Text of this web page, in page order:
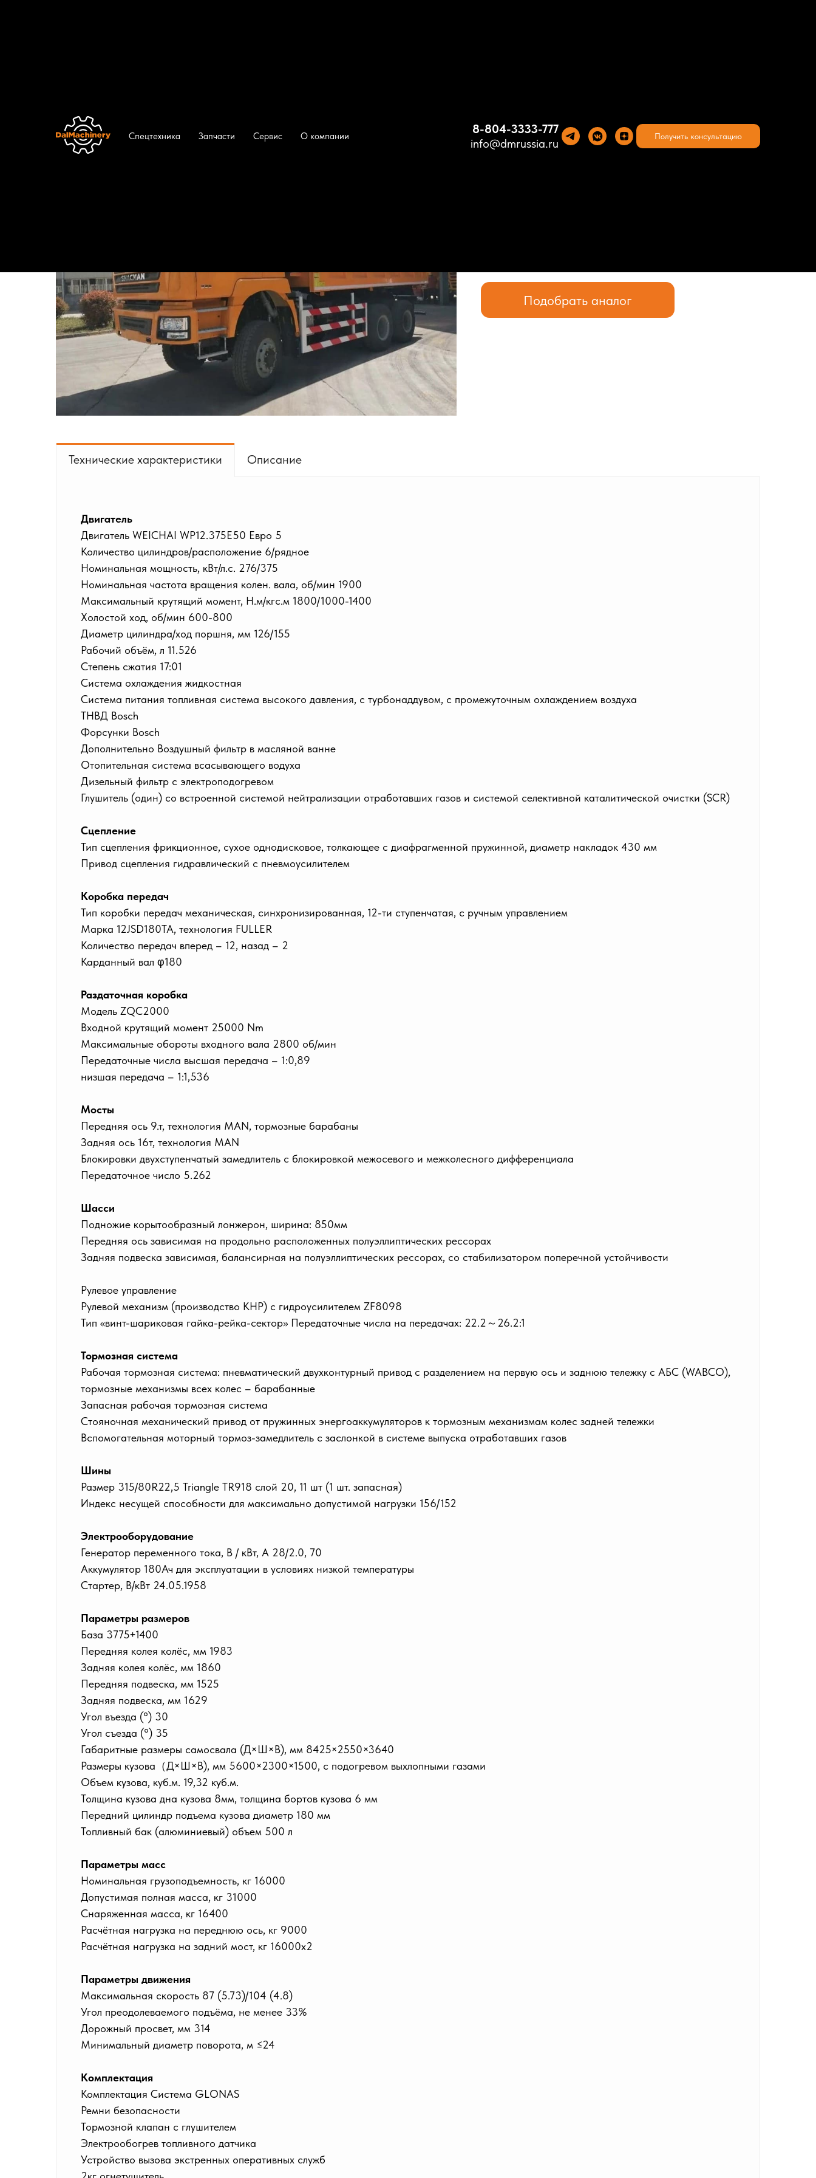
Спецтехника Запчасти Сервис О компании
8-804-3333-777
info@dmrussia.ru
Получить консультацию
Подобрать аналог
Технические характеристики Описание
Двигатель
Двигатель WEICHAI WP12.375E50 Евро 5
Количество цилиндров/расположение 6/рядное
Номинальная мощность, кВт/л.с. 276/375
Номинальная частота вращения колен. вала, об/мин 1900
Максимальный крутящий момент, Н.м/кгс.м 1800/1000-1400
Холостой ход, об/мин 600-800
Диаметр цилиндра/ход поршня, мм 126/155
Рабочий объём, л 11.526
Степень сжатия 17:01
Система охлаждения жидкостная
Система питания топливная система высокого давления, с турбонаддувом, с промежуточным охлаждением воздуха
ТНВД Bosch
Форсунки Bosch
Дополнительно Воздушный фильтр в масляной ванне
Отопительная система всасывающего водуха
Дизельный фильтр с электроподогревом
Глушитель (один) со встроенной системой нейтрализации отработавших газов и системой селективной каталитической очистки (SCR)
Сцепление
Тип сцепления фрикционное, сухое однодисковое, толкающее с диафрагменной пружинной, диаметр накладок 430 мм
Привод сцепления гидравлический с пневмоусилителем
Коробка передач
Тип коробки передач механическая, синхронизированная, 12-ти ступенчатая, с ручным управлением
Марка 12JSD180TA, технология FULLER
Количество передач вперед – 12, назад – 2
Карданный вал φ180
Раздаточная коробка
Модель ZQC2000
Входной крутящий момент 25000 Nm
Максимальные обороты входного вала 2800 об/мин
Передаточные числа высшая передача – 1:0,89
низшая передача – 1:1,536
Мосты
Передняя ось 9.т, технология MAN, тормозные барабаны
Задняя ось 16т, технология MAN
Блокировки двухступенчатый замедлитель с блокировкой межосевого и межколесного дифференциала
Передаточное число 5.262
Шасси
Подножие корытообразный лонжерон, ширина: 850мм
Передняя ось зависимая на продольно расположенных полуэллиптических рессорах
Задняя подвеска зависимая, балансирная на полуэллиптических рессорах, со стабилизатором поперечной устойчивости
Рулевое управление
Рулевой механизм (производство КНР) с гидроусилителем ZF8098
Тип «винт-шариковая гайка-рейка-сектор» Передаточные числа на передачах: 22.2～26.2:1
Тормозная система
Рабочая тормозная система: пневматический двухконтурный привод с разделением на первую ось и заднюю тележку с АБС (WABCO),
тормозные механизмы всех колес – барабанные
Запасная рабочая тормозная система
Стояночная механический привод от пружинных энергоаккумуляторов к тормозным механизмам колес задней тележки
Вспомогательная моторный тормоз-замедлитель с заслонкой в системе выпуска отработавших газов
Шины
Размер 315/80R22,5 Triangle TR918 слой 20, 11 шт (1 шт. запасная)
Индекс несущей способности для максимально допустимой нагрузки 156/152
Электрооборудование
Генератор переменного тока, В / кВт, А 28/2.0, 70
Аккумулятор 180Ач для эксплуатации в условиях низкой температуры
Стартер, В/кВт 24.05.1958
Параметры размеров
База 3775+1400
Передняя колея колёс, мм 1983
Задняя колея колёс, мм 1860
Передняя подвеска, мм 1525
Задняя подвеска, мм 1629
Угол въезда (°) 30
Угол съезда (°) 35
Габаритные размеры самосвала (Д×Ш×В), мм 8425×2550×3640
Размеры кузова（Д×Ш×В), мм 5600×2300×1500, с подогревом выхлопными газами
Объем кузова, куб.м. 19,32 куб.м.
Толщина кузова дна кузова 8мм, толщина бортов кузова 6 мм
Передний цилиндр подъема кузова диаметр 180 мм
Топливный бак (алюминиевый) объем 500 л
Параметры масс
Номинальная грузоподъемность, кг 16000
Допустимая полная масса, кг 31000
Снаряженная масса, кг 16400
Расчётная нагрузка на переднюю ось, кг 9000
Расчётная нагрузка на задний мост, кг 16000х2
Параметры движения
Максимальная скорость 87 (5.73)/104 (4.8)
Угол преодолеваемого подъёма, не менее 33%
Дорожный просвет, мм 314
Минимальный диаметр поворота, м ≤24
Комплектация
Комплектация Система GLONAS
Ремни безопасности
Тормозной клапан с глушителем
Электрообогрев топливного датчика
Устройство вызова экстренных оперативных служб